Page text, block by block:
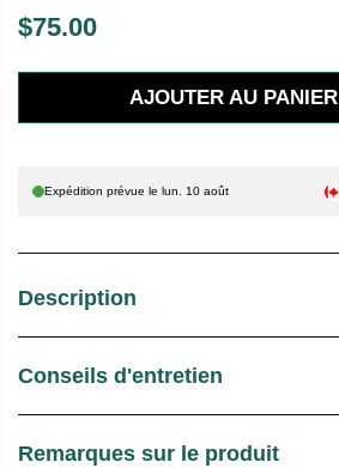
P
R
X
T
L
$75.00
AJOUTER AU PANIER
Expédition prévue lelun. 10 août
Description
Conseils d'entretien
Remarques sur le produit